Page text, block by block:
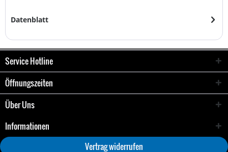
Datenblatt
Service Hotline
Öffnungszeiten
Über Uns
Informationen
Vertrag widerrufen